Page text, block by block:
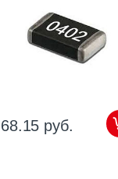
68.15 руб.